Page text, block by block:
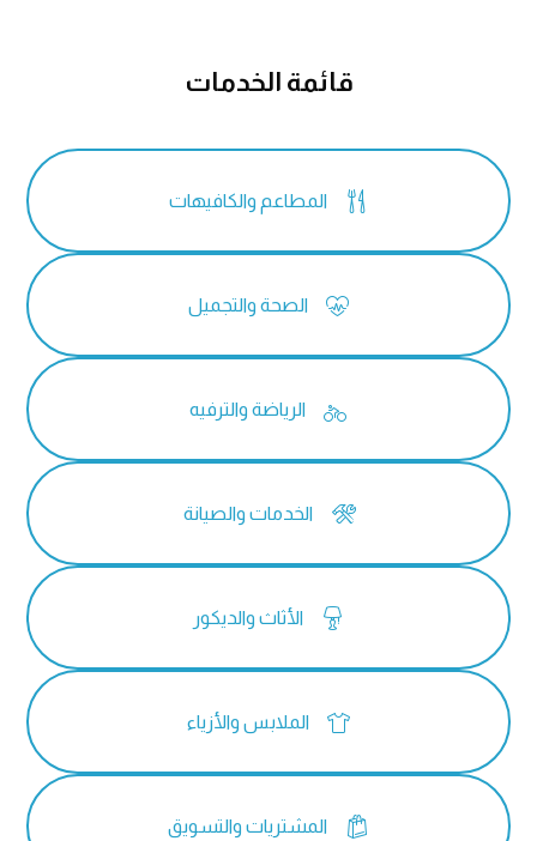
قائمة الخدمات
 المطاعم والكافيهات
 الصحة والتجميل
 الرياضة والترفيه
 الخدمات والصيانة
 الأثاث والديكور
 الملابس والأزياء
 المشتريات والتسويق